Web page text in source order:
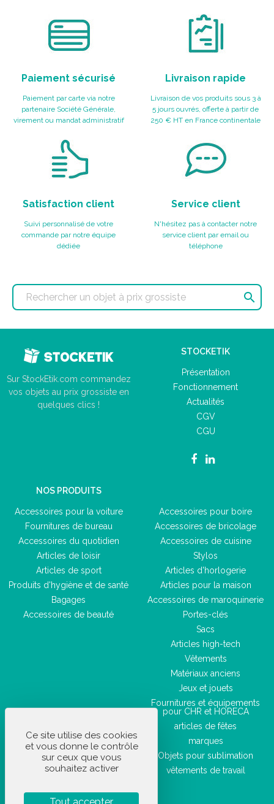
Paiement sécurisé
Paiement par carte via notre
partenaire Société Générale,
virement ou mandat administratif
Livraison rapide
Livraison de vos produits sous 3 à
5 jours ouvrés, offerte à partir de
250 € HT en France continentale
Satisfaction client
Suivi personnalisé de votre
commande par notre équipe
dédiée
Service client
N'hésitez pas à contacter notre
service client par email ou
téléphone

Sur StockEtik.com commandez
vos objets au prix grossiste en
quelques clics !
STOCKETIK
Présentation
Fonctionnement
Actualités
CGV
CGU
NOS PRODUITS
Accessoires pour la voiture
Fournitures de bureau
Accessoires du quotidien
Articles de loisir
Articles de sport
Produits d'hygiène et de santé
Bagages
Accessoires de beauté
Accessoires pour boire
Accessoires de bricolage
Accessoires de cuisine
Stylos
Articles d'horlogerie
Articles pour la maison
Accessoires de maroquinerie
Portes-clés
Sacs
Articles high-tech
Vêtements
Matériaux anciens
Jeux et jouets
Fournitures et équipements
pour CHR et HORECA
articles de fêtes
marques
Objets pour sublimation
vêtements de travail
Ce site utilise des cookies
et vous donne le contrôle
sur ceux que vous
souhaitez activer